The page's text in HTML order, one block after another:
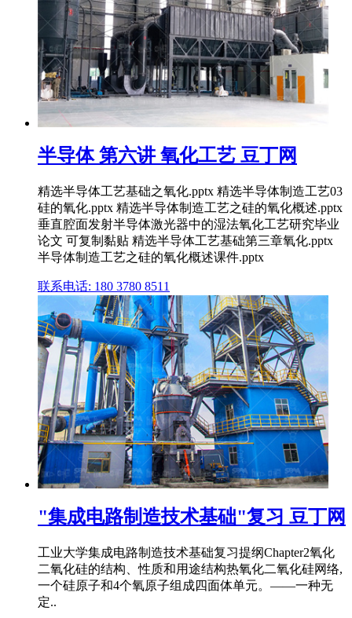
半导体 第六讲 氧化工艺 豆丁网
精选半导体工艺基础之氧化.pptx 精选半导体制造工艺03
硅的氧化.pptx 精选半导体制造工艺之硅的氧化概述.pptx
垂直腔面发射半导体激光器中的湿法氧化工艺研究毕业
论文 可复制黏贴 精选半导体工艺基础第三章氧化.pptx
半导体制造工艺之硅的氧化概述课件.pptx
联系电话: 180 3780 8511
"集成电路制造技术基础"复习 豆丁网
工业大学集成电路制造技术基础复习提纲Chapter2氧化
二氧化硅的结构、性质和用途结构热氧化二氧化硅网络,
一个硅原子和4个氧原子组成四面体单元。——一种无
定..